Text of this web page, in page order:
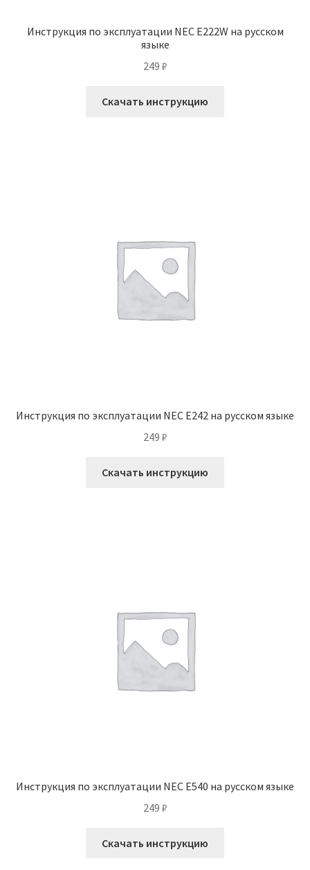
Инструкция по эксплуатации NEC E222W на русском
языке
249 ₽
Скачать инструкцию
Инструкция по эксплуатации NEC E242 на русском языке
249 ₽
Скачать инструкцию
Инструкция по эксплуатации NEC E540 на русском языке
249 ₽
Скачать инструкцию